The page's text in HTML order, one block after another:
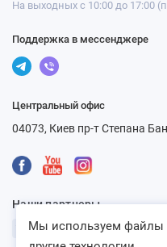
На выходных с 10:00 до 17:00
Поддержка в мессенджере
Центральный офис
04073, Киев пр-т Степана
Наши партнеры
Мы используем файлы